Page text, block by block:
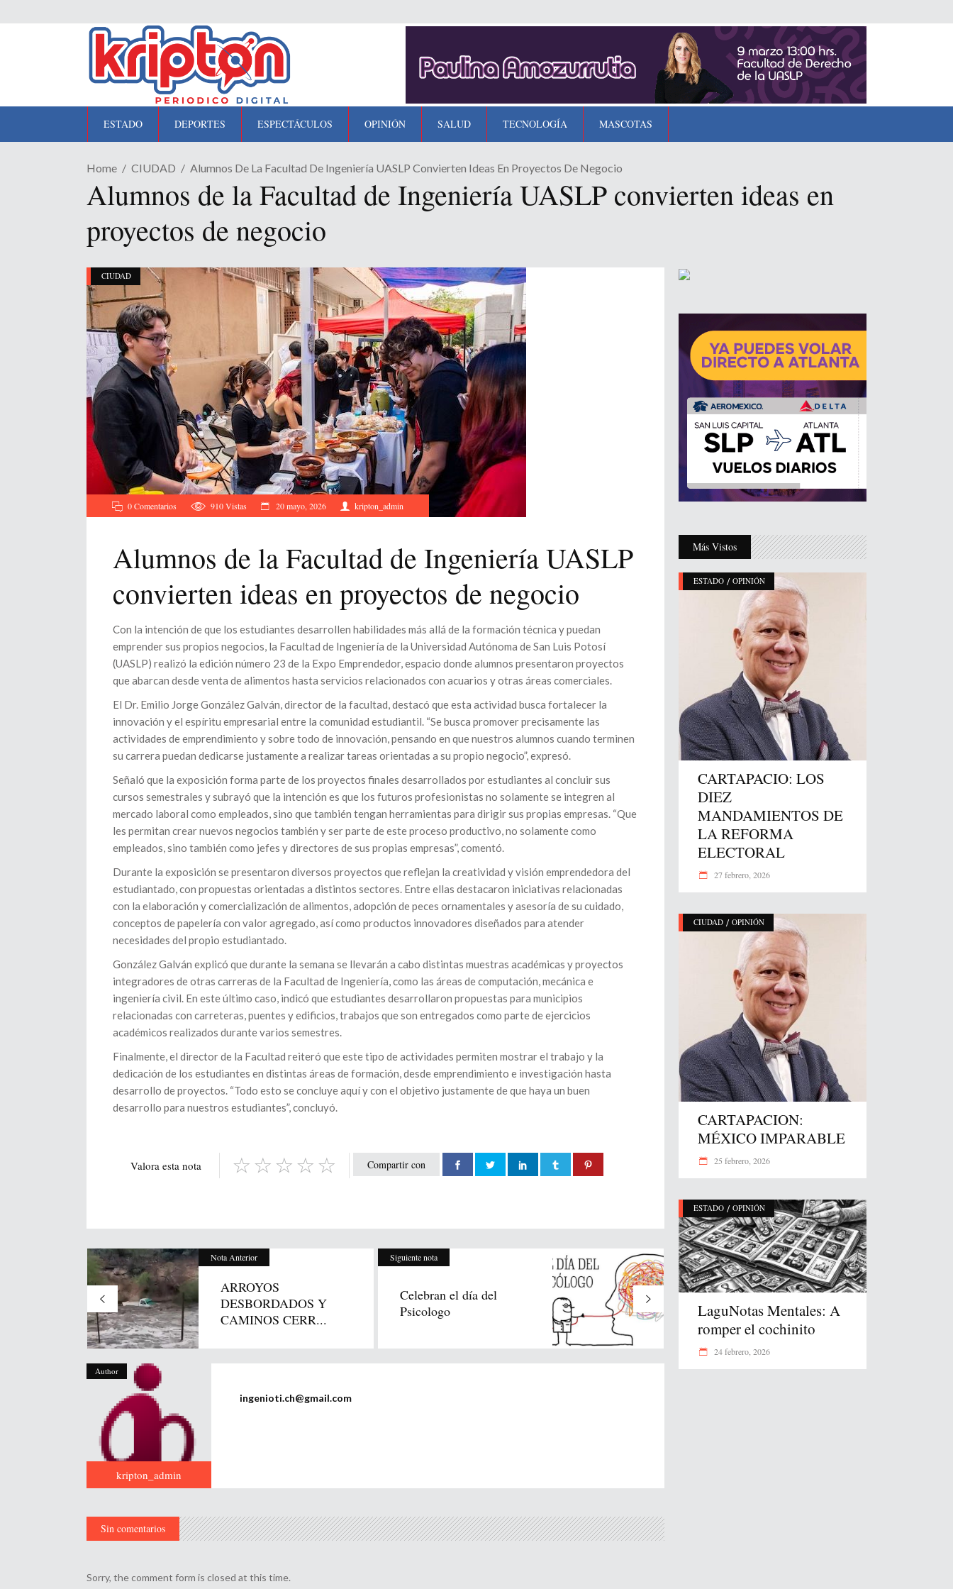
ESTADO DEPORTES ESPECTÁCULOS OPINIÓN SALUD TECNOLOGÍA MASCOTAS
Home CIUDAD Alumnos De La Facultad De Ingeniería UASLP Convierten Ideas En Proyectos De Negocio
Alumnos de la Facultad de Ingeniería UASLP convierten ideas en
proyectos de negocio
CIUDAD
0 Comentarios 910Vistas 20 mayo, 2026 kripton_admin
Alumnos de la Facultad de Ingeniería UASLP
convierten ideas en proyectos de negocio
Con la intención de que los estudiantes desarrollen habilidades más allá de la formación técnica y puedan
emprender sus propios negocios, la Facultad de Ingeniería de la Universidad Autónoma de San Luis Potosí
(UASLP) realizó la edición número 23 de la Expo Emprendedor, espacio donde alumnos presentaron proyectos
que abarcan desde venta de alimentos hasta servicios relacionados con acuarios y otras áreas comerciales.
El Dr. Emilio Jorge González Galván, director de la facultad, destacó que esta actividad busca fortalecer la
innovación y el espíritu empresarial entre la comunidad estudiantil. “Se busca promover precisamente las
actividades de emprendimiento y sobre todo de innovación, pensando en que nuestros alumnos cuando terminen
su carrera puedan dedicarse justamente a realizar tareas orientadas a su propio negocio”, expresó.
Señaló que la exposición forma parte de los proyectos finales desarrollados por estudiantes al concluir sus
cursos semestrales y subrayó que la intención es que los futuros profesionistas no solamente se integren al
mercado laboral como empleados, sino que también tengan herramientas para dirigir sus propias empresas. “Que
les permitan crear nuevos negocios también y ser parte de este proceso productivo, no solamente como
empleados, sino también como jefes y directores de sus propias empresas”, comentó.
Durante la exposición se presentaron diversos proyectos que reflejan la creatividad y visión emprendedora del
estudiantado, con propuestas orientadas a distintos sectores. Entre ellas destacaron iniciativas relacionadas
con la elaboración y comercialización de alimentos, adopción de peces ornamentales y asesoría de su cuidado,
conceptos de papelería con valor agregado, así como productos innovadores diseñados para atender
necesidades del propio estudiantado.
González Galván explicó que durante la semana se llevarán a cabo distintas muestras académicas y proyectos
integradores de otras carreras de la Facultad de Ingeniería, como las áreas de computación, mecánica e
ingeniería civil. En este último caso, indicó que estudiantes desarrollaron propuestas para municipios
relacionadas con carreteras, puentes y edificios, trabajos que son entregados como parte de ejercicios
académicos realizados durante varios semestres.
Finalmente, el director de la Facultad reiteró que este tipo de actividades permiten mostrar el trabajo y la
dedicación de los estudiantes en distintas áreas de formación, desde emprendimiento e investigación hasta
desarrollo de proyectos. “Todo esto se concluye aquí y con el objetivo justamente de que haya un buen
desarrollo para nuestros estudiantes”, concluyó.
Compartir con
Valora esta nota
Nota Anterior
ARROYOS
DESBORDADOS Y
CAMINOS CERR...
Siguiente nota
Celebran el día del
Psicologo
Author
kripton_admin
ingenioti.ch@gmail.com
Sin comentarios
Sorry, the comment form is closed at this time.
Más Vistos
ESTADO / OPINIÓN
CARTAPACIO: LOS
DIEZ
MANDAMIENTOS DE
LA REFORMA
ELECTORAL
27 febrero, 2026
CIUDAD / OPINIÓN
CARTAPACION:
MÉXICO IMPARABLE
25 febrero, 2026
ESTADO / OPINIÓN
LaguNotas Mentales: A
romper el cochinito
24 febrero, 2026